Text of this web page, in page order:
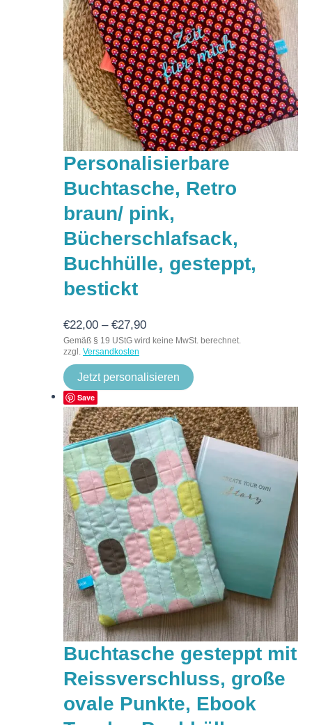
Personalisierbare
Buchtasche, Retro
braun/ pink,
Bücherschlafsack,
Buchhülle, gesteppt,
bestickt
€22,00 – €27,90
Gemäß § 19 UStG wird keine MwSt. berechnet.
zzgl. Versandkosten
Jetzt personalisieren
Save
Buchtasche gesteppt mit
Reissverschluss, große
ovale Punkte, Ebook